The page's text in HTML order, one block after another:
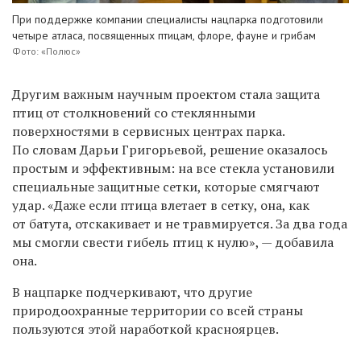
При поддержке компании специалисты нацпарка подготовили
четыре атласа, посвященных птицам, флоре, фауне и грибам
Фото: «Полюс»
Другим важным научным проектом стала защита
птиц от столкновений со стеклянными
поверхностями в сервисных центрах парка.
По словам Дарьи Григорьевой, решение оказалось
простым и эффективным: на все стекла установили
специальные защитные сетки, которые смягчают
удар. «Даже если птица влетает в сетку, она, как
от батута, отскакивает и не травмируется. За два года
мы смогли свести гибель птиц к нулю», — добавила
она.
В нацпарке подчеркивают, что другие
природоохранные территории со всей страны
пользуются этой наработкой красноярцев.